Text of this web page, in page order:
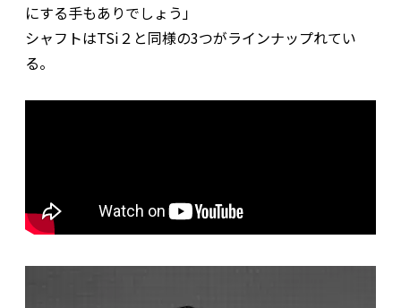
にする手もありでしょう」
シャフトはTSi２と同様の3つがラインナップれてい
る。